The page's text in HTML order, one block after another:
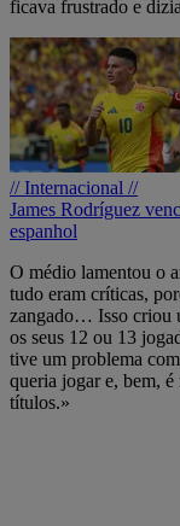
ficava frustrado e
// Internacional //
James Rodríguez
espanhol
O médio lamentou o
tudo eram críticas,
zangado… Isso criou
os seus 12 ou 13
tive um problema
queria jogar e, bem,
títulos.»